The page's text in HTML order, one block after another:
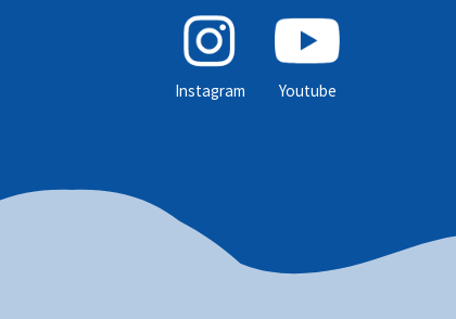
Instagram Youtube